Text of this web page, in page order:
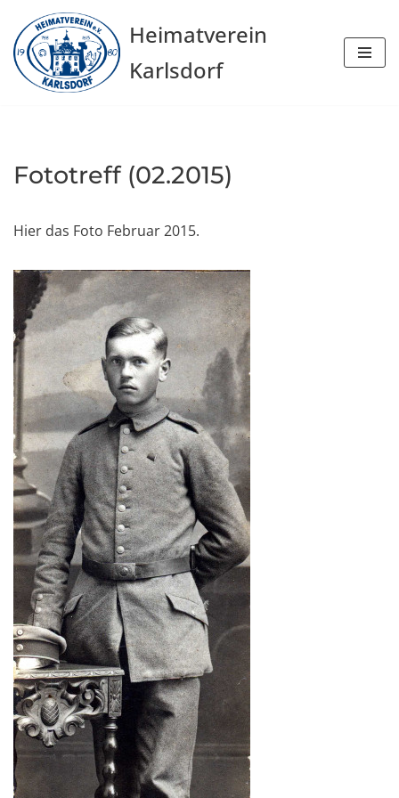
Zum
Inhalt
springen
Heimatverein
Karlsdorf
Fototreff (02.2015)
Hier das Foto Februar 2015.